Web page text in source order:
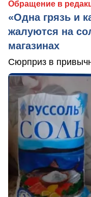
Обращение в
«Одна грязь и
жалуются на
магазинах
Сюрприз в